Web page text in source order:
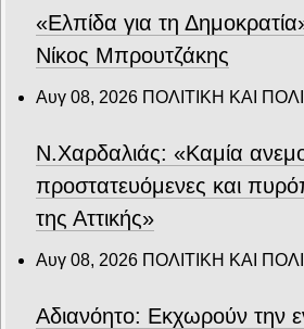
«Ελπίδα για τη
Νίκος Μπρουτζάκης
Αυγ 08, 2026 ΠΟΛΙΤΙΚΗ ΚΑΙ
Ν.Χαρδαλιάς: «Καμία
προστατευόμενες και
της Αττικής»
Αυγ 08, 2026 ΠΟΛΙΤΙΚΗ ΚΑΙ
Αδιανόητο: Εκχωρούν την